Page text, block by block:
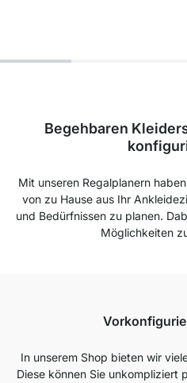
Begehbaren
Mit unseren Regalplanern
von zu Hause aus Ihr
und Bedürfnissen zu planen.
Möglichkeiten
In unserem Shop bieten wir
Diese können Sie unkompliziert